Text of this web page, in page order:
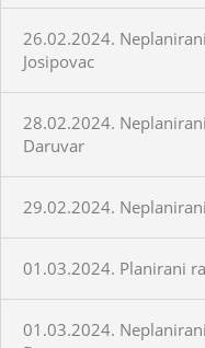
26.02.2024.
Josipovac
28.02.2024.
Daruvar
29.02.2024.
01.03.2024. Planirani
01.03.2024.